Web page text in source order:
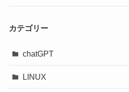
カテゴリー
chatGPT
LINUX